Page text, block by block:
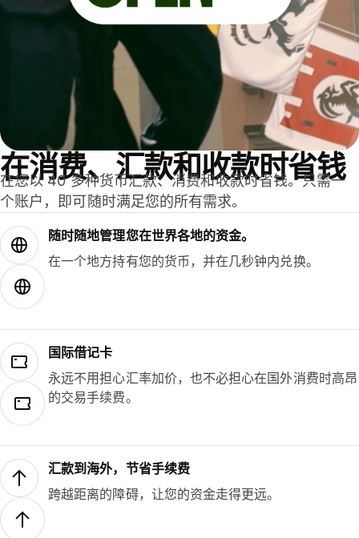
在消费、汇款和收款时省钱
在您以 40 多种货币汇款、消费和收款时省钱。只需一
个账户，即可随时满足您的所有需求。
随时随地管理您在世界各地的资金。
在一个地方持有您的货币，并在几秒钟内兑换。
国际借记卡
永远不用担心汇率加价，也不必担心在国外消费时高昂
的交易手续费。
汇款到海外，节省手续费
跨越距离的障碍，让您的资金走得更远。